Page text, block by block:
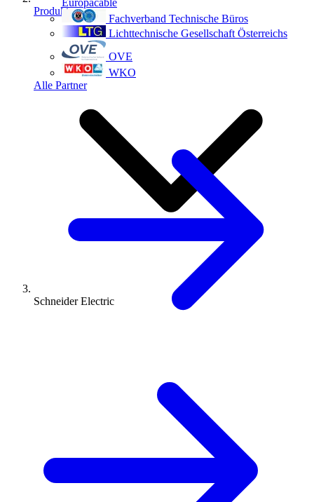
Fachverband Technische Büros
Lichttechnische Gesellschaft Österreichs
OVE
WKO
Alle Partner
Produkte
Schneider Electric